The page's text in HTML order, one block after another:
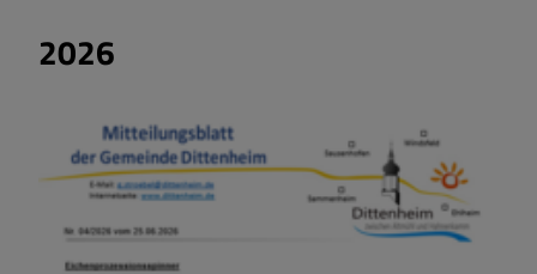
Gemeinde Meinheim
2026